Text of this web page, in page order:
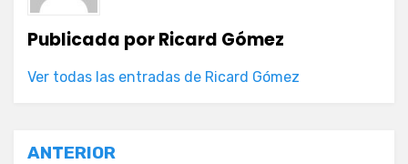
Publicada porRicard Gómez
Ver todas las entradas de Ricard Gómez
ANTERIOR